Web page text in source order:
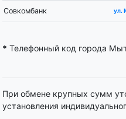
Совкомбанк ул.
* Телефонный код города
При обмене крупных сумм
установления